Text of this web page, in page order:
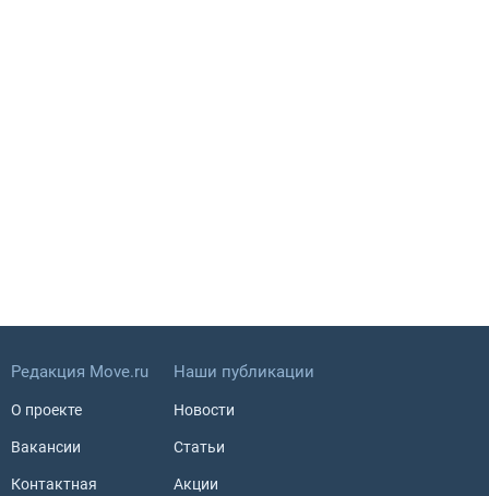
Редакция Move.ru
О проекте
Вакансии
Контактная
Наши публикации
Новости
Статьи
Акции